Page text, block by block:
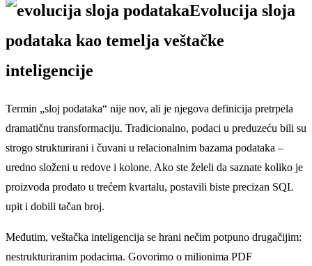
Evolucija sloja
podataka kao temelja veštačke
inteligencije
Termin „sloj podataka“ nije nov, ali je njegova definicija pretrpela
dramatičnu transformaciju. Tradicionalno, podaci u preduzeću bili su
strogo strukturirani i čuvani u relacionalnim bazama podataka –
uredno složeni u redove i kolone. Ako ste želeli da saznate koliko je
proizvoda prodato u trećem kvartalu, postavili biste precizan SQL
upit i dobili tačan broj.
Međutim, veštačka inteligencija se hrani nečim potpuno drugačijim:
nestrukturiranim podacima. Govorimo o milionima PDF